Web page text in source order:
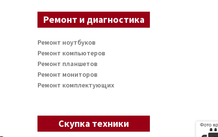
Ремонт и диагностика
Ремонт ноутбуков
Ремонт компьютеров
Ремонт планшетов
Ремонт мониторов
Ремонт комплектующих
Скупка техники